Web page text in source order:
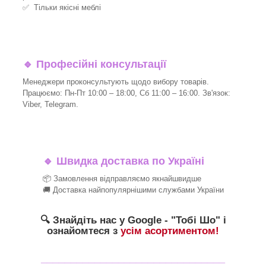
✅ Тільки якісні меблі
🔹 Професійні консультації
Менеджери проконсультують щодо вибору товарів.
Працюємо: Пн-Пт 10:00 – 18:00, Сб 11:00 – 16:00. Зв'язок:
Viber, Telegram.
🔹 Швидка доставка по Україні
📦 Замовлення відправляємо якнайшвидше
🚚 Доставка найпопулярнішими службами України
🔍 Знайдіть нас у Google - "Тобі Шо" і
ознайомтеся з усім асортиментом!